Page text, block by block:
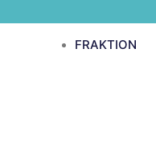
FRAKTION